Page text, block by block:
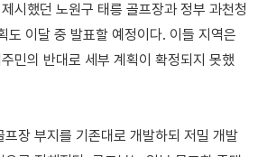
시했던 노원구 태릉 골프장과 정부 과천청
도 이달 중 발표할 예정이다. 이들 지역은
민의 반대로 세부 계획이 확정되지 못했
프장 부지를 기존대로 개발하되 저밀 개발